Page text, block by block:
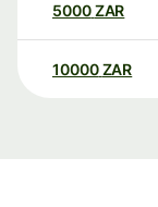
5000ZAR
10000 ZAR